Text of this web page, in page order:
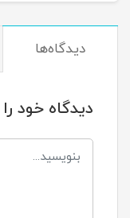
دیدگاه‌ها
دیدگاه خود